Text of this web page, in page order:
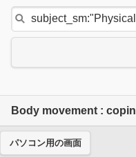
Body movement :
パソコン用の画面